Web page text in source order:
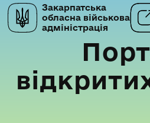
Закарпатська
обласна військова
адміністрація